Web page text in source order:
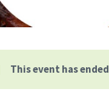
This event has ended